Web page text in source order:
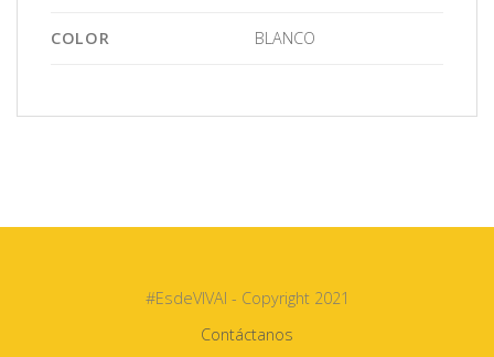
COLOR BLANCO
#EsdeVIVAI - Copyright 2021
Contáctanos